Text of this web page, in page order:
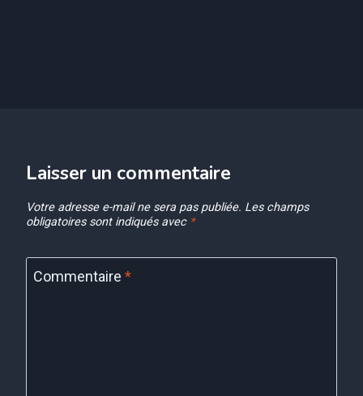
Laisser un commentaire
Votre adresse e-mail ne sera pas publiée. Les champs
obligatoires sont indiqués avec *
Commentaire *